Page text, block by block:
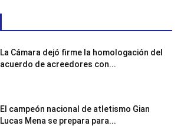
La Cámara dejó firme la homologación del
acuerdo de acreedores con...
El campeón nacional de atletismo Gian
Lucas Mena se prepara para...